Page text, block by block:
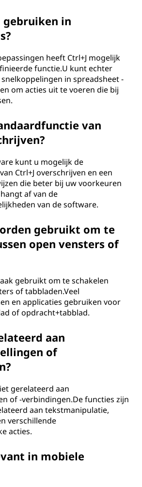
gebruiken in
heeft Ctrl+J mogelijk
functie.U kunt echter
in spreadsheet -
om acties uit te voeren die bij
van
kunt u mogelijk de
Ctrl+J overschrijven en een
die beter bij uw voorkeuren
af van de
van de software.
gebruikt om te
open vensters of
gebruikt om te schakelen
of tabbladen.Veel
en applicaties gebruiken voor
of opdracht+tabblad.
aan
of
gerelateerd aan
of -verbindingen.De functies zijn
aan tekstmanipulatie,
verschillende
acties.
in mobiele